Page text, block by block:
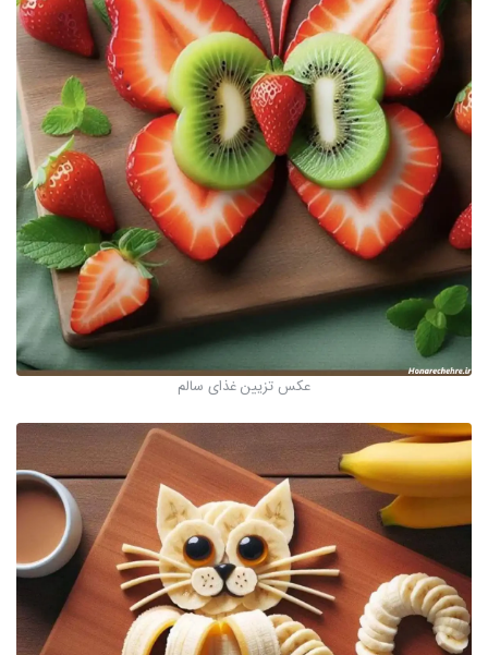
عکس تزیین غذای سالم